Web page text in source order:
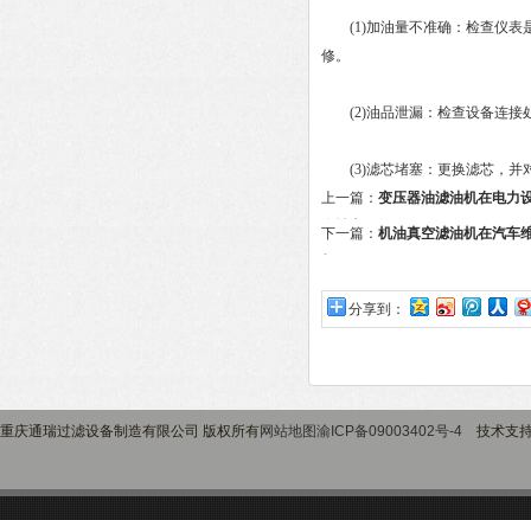
(1)加油量不准确：检查仪表是
修。
(2)油品泄漏：检查设备连接处
(3)滤芯堵塞：更换滤芯，并
上一篇： 变压器油滤油机在电力
全性方面的作用
下一篇： 机油真空滤油机在汽车
分享到：
重庆通瑞过滤设备制造有限公司 版权所有网站地图渝ICP备09003402号-4 技术支